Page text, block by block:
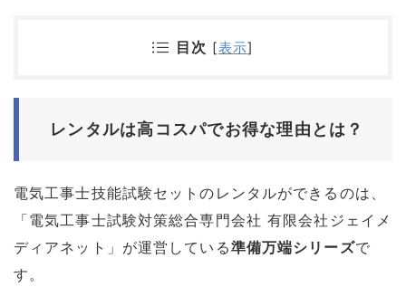
目次 [表示]
レンタルは高コスパでお得な理由とは？
電気工事士技能試験セットのレンタルができるのは、
「電気工事士試験対策総合専門会社 有限会社ジェイメ
ディアネット」が運営している準備万端シリーズで
す。